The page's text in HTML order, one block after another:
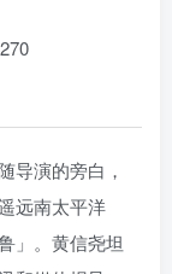
导演的旁白，
远南太平洋
」。黄信尧坦